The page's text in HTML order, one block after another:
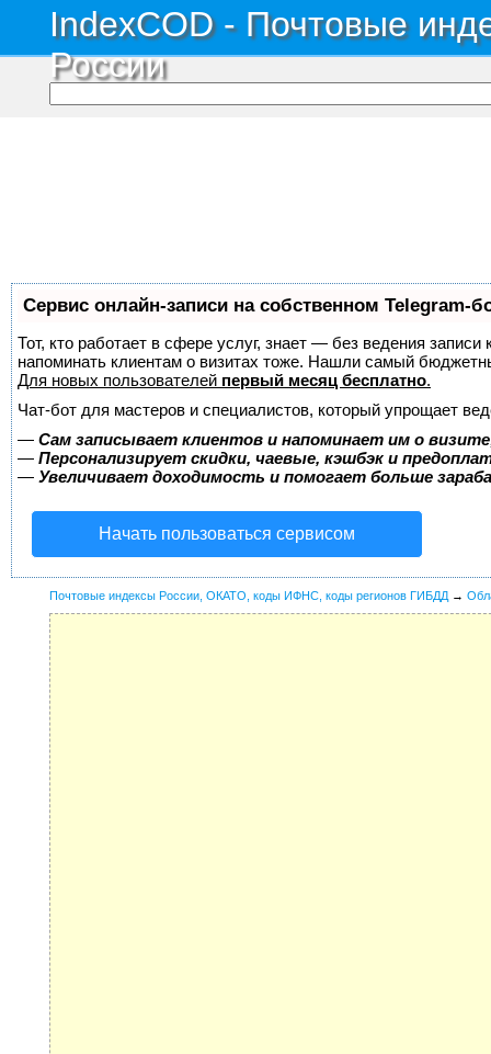
IndexCOD - Почтовые
России
Сервис онлайн-записи на собственном Telegram-
Тот, кто работает в сфере услуг, знает — без ведения
напоминать клиентам о визитах тоже. Нашли самый
Для новых пользователей первый месяц бесплатно.
Чат-бот для мастеров и специалистов, который упрощает
— Сам записывает клиентов и напоминает им о
— Персонализирует скидки, чаевые, кэшбэк и
— Увеличивает доходимость и помогает больше
Начать пользоваться сервисом
Почтовые индексы России, ОКАТО, коды ИФНС, коды регионов ГИБДД →